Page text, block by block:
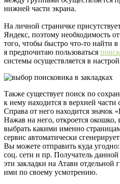
нижней части экрана.
На личной страничке
Яндекс, поэтому необходимость
того, чтобы быстро что-то найти
я предпочитаю пользоваться
системы осуществляется в
Также существует поиск по
к нему находится в верхней части
Справа от него находится значок «
Нажав на него, откроется окошко,
выбрать какими именно
сервис автоматически
Вы можете отправить куда
соц. сети и пр. Получатель
эти закладки на Атави отдельной
ими по своему усмотрению.